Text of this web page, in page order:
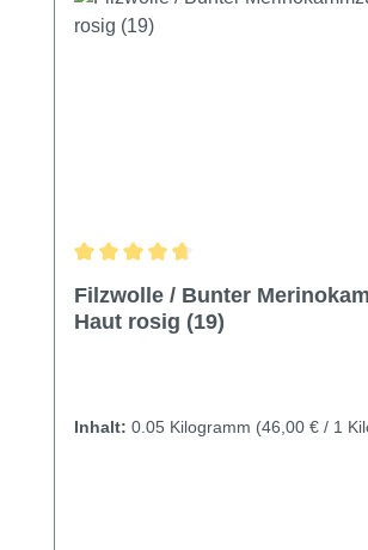
Filzwolle / Bunter
Haut rosig (19)
Inhalt: 0.05 Kilogramm (46,00 € / 1